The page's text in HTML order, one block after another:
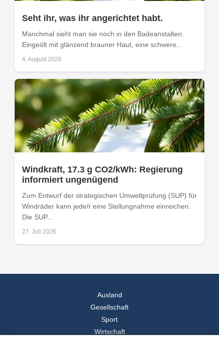
Seht ihr, was ihr angerichtet habt.
Manchmal sieht man sie noch in den Badeanstalten.
Eingeölt mit glänzend brauner Haut, eine schwere...
4. August 2026
Windkraft, 17.3 g CO2/kWh: Regierung
informiert ungenügend
Zum Entwurf der strategischen Umweltprüfung (SUP) für
Windräder kann jede/r eine Stellungnahme einreichen.
Die SUP...
27. Juli 2026
Ausland
Gesellschaft
Sport
Wirtschaft